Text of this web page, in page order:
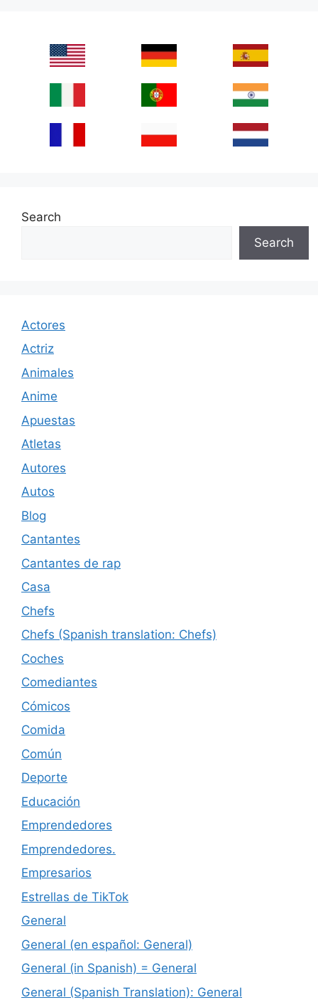
Search
Search
Actores
Actriz
Animales
Anime
Apuestas
Atletas
Autores
Autos
Blog
Cantantes
Cantantes de rap
Casa
Chefs
Chefs (Spanish translation: Chefs)
Coches
Comediantes
Cómicos
Comida
Común
Deporte
Educación
Emprendedores
Emprendedores.
Empresarios
Estrellas de TikTok
General
General (en español: General)
General (in Spanish) = General
General (Spanish Translation): General